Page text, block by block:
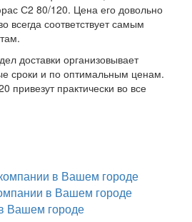
С2 80/120. Цена его довольно
всегда соответствует самым
доставки организовывает
сроки и по оптимальным ценам.
привезут практически во все